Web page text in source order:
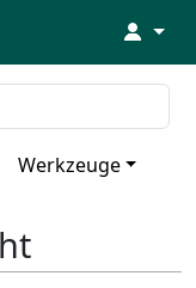
↓
Werkzeuge